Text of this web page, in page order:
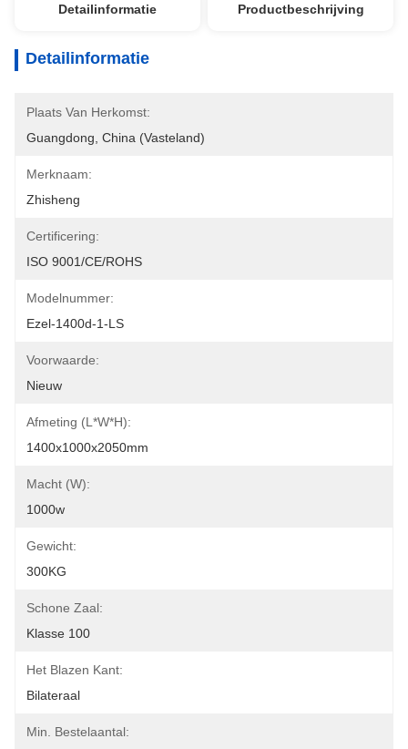
Detailinformatie Productbeschrijving
Detailinformatie
Plaats Van Herkomst:
Guangdong, China (vasteland)
Merknaam:
Zhisheng
Certificering:
ISO 9001/CE/ROHS
Modelnummer:
Ezel-1400d-1-LS
Voorwaarde:
Nieuw
Afmeting (L*W*H):
1400x1000x2050mm
Macht (W):
1000w
Gewicht:
300KG
Schone Zaal:
Klasse 100
Het Blazen Kant:
Bilateraal
Min. Bestelaantal: